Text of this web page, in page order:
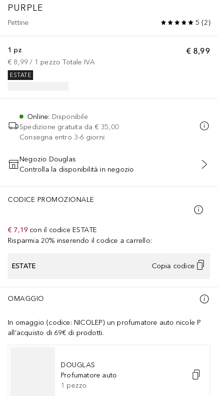
PURPLE
Pettine 5 (2)
€ 8,99
1 pz
€ 8,99 / 1 pezzo Totale IVA
ESTATE
Online: Disponibile
Spedizione gratuita da € 35,00
Consegna entro 3-6 giorni
AGGIUNGI AL CARRELLO
Negozio Douglas
Controlla la disponibilità in negozio
CODICE PROMOZIONALE
€ 7,19 con il codice ESTATE
Risparmia 20% inserendo il codice a carrello:
ESTATE Copia codice
OMAGGIO
In omaggio (codice: NICOLEP) un profumatore auto nicole P
all'acquisto di 69€ di prodotti.
DOUGLAS
Profumatore auto
1 pezzo